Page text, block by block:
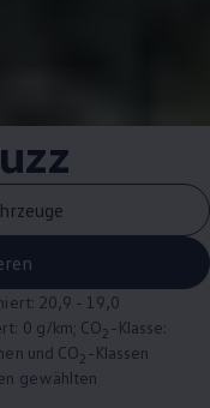
20,9 - 19,0
0 g/km; CO2 -Klasse:
und CO2 -Klassen
gewählten